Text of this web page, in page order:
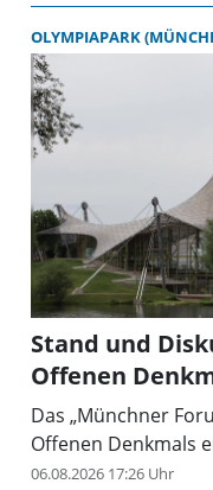
OLYMPIAPARK
Stand und
Offenen
Das „Münchner
Offenen Denkmals
06.08.2026 17:26 Uhr